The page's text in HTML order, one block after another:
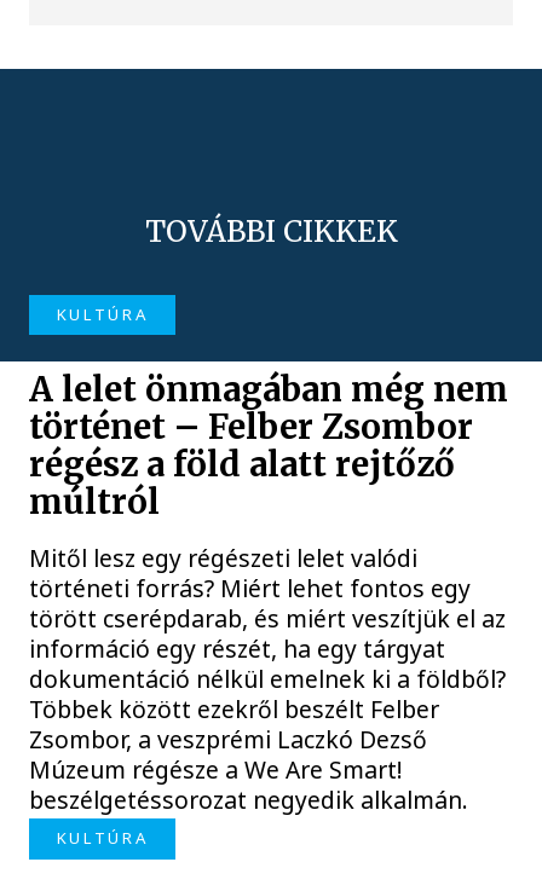
TOVÁBBI CIKKEK
KULTÚRA
A lelet önmagában még nem
történet – Felber Zsombor
régész a föld alatt rejtőző
múltról
Mitől lesz egy régészeti lelet valódi
történeti forrás? Miért lehet fontos egy
törött cserépdarab, és miért veszítjük el az
információ egy részét, ha egy tárgyat
dokumentáció nélkül emelnek ki a földből?
Többek között ezekről beszélt Felber
Zsombor, a veszprémi Laczkó Dezső
Múzeum régésze a We Are Smart!
beszélgetéssorozat negyedik alkalmán.
KULTÚRA